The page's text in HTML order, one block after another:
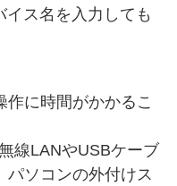
ス名を入力しても
作に時間がかかるこ
線LANやUSBケーブ
パソコンの外付けス